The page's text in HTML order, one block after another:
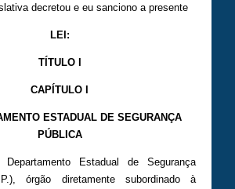
decretou e eu sanciono a presente
LEI:
TÍTULO I
CAPÍTULO I
ESTADUAL DE SEGURANÇA
PÚBLICA
Estadual de Segurança
órgão diretamente subordinado à